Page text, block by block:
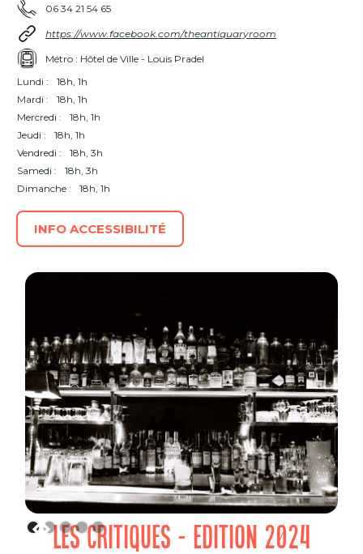
06 34 21 54 65
https://www.facebook.com/theantiquaryroom
Métro : Hôtel de Ville - Louis Pradel
Lundi :
18h, 1h
Mardi :
18h, 1h
Mercredi :
18h, 1h
Jeudi :
18h, 1h
Vendredi :
18h, 3h
Samedi :
18h, 3h
Dimanche :
18h, 1h
INFO ACCESSIBILITÉ
LES CRITIQUES - EDITION 2024